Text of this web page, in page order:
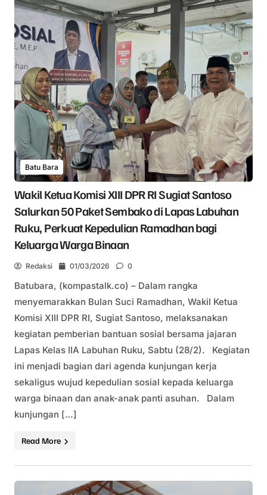
Batu Bara
Wakil Ketua Komisi XIII DPR RI Sugiat Santoso
Salurkan 50 Paket Sembako di Lapas Labuhan
Ruku, Perkuat Kepedulian Ramadhan bagi
Keluarga Warga Binaan
Redaksi 01/03/2026 0
Batubara, (kompastalk.co) – Dalam rangka
menyemarakkan Bulan Suci Ramadhan, Wakil Ketua
Komisi XIII DPR RI, Sugiat Santoso, melaksanakan
kegiatan pemberian bantuan sosial bersama jajaran
Lapas Kelas IIA Labuhan Ruku, Sabtu (28/2). Kegiatan
ini menjadi bagian dari agenda kunjungan kerja
sekaligus wujud kepedulian sosial kepada keluarga
warga binaan dan anak-anak panti asuhan. Dalam
kunjungan […]
Read More